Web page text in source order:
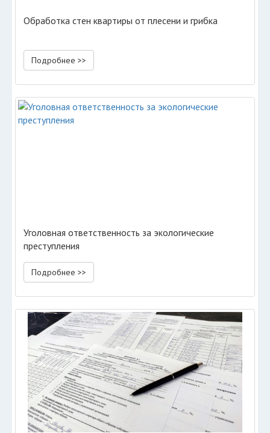
Обработка стен квартиры от плесени и грибка
Подробнее >>
Уголовная ответственность за экологические
преступления
Подробнее >>